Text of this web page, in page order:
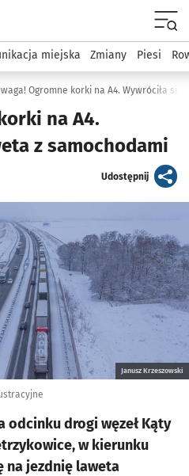
podserwis: Komunikacja
miejska Zmiany Piesi
Ogromne korki na A4. Wywróciła
na A4.
z samochodami
Udostępnijartykuł
Janusz Krzeszowski
odcinku drogi węzeł Kąty
w kierunku
na jezdnię laweta